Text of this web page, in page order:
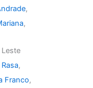
,
,
,
Franco,